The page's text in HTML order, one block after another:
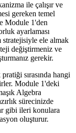
ile çalışır ve
gereken temel
Module 1'den
ayarlaması
stratejisiyle ele almak
değiştirmeniz ve
gerekir.
sırasında hangi
Module 1'deki
Algebra
sürecinizde
gibi ileri konulara
oluşturur.